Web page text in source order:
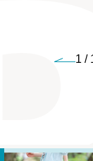
1 /